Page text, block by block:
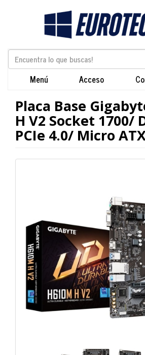
Menú Acceso
Placa Base
H V2 Socket 1700/
PCIe 4.0/ Micro